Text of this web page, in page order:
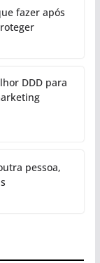
fazer após
DDD para
pessoa,